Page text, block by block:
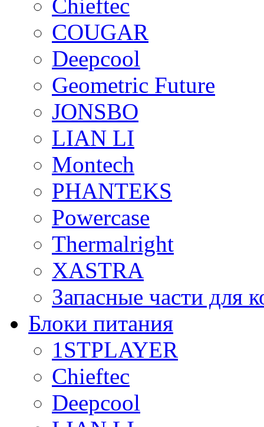
Chieftec
COUGAR
Deepcool
Geometric Future
JONSBO
LIAN LI
Montech
PHANTEKS
Powercase
Thermalright
XASTRA
Запасные части для
Блоки питания
1STPLAYER
Chieftec
Deepcool